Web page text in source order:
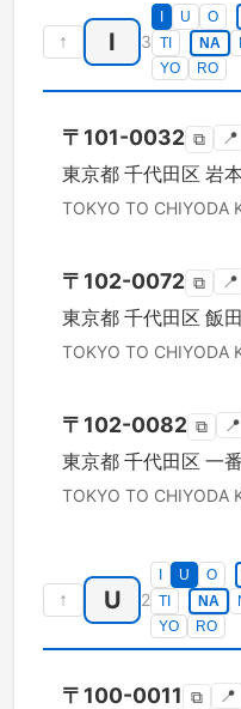
↑ I 3
U O
TI
NA
YO
RO
〒 101-0032 ⧉ 📍
東京都 千代田区 岩
TOKYO TO CHIYODA
〒 102-0072 ⧉ 📍
東京都 千代田区 飯
TOKYO TO CHIYODA
〒 102-0082 ⧉ 📍
東京都 千代田区 一
TOKYO TO CHIYODA
↑ U 2
U O
TI
NA
YO
RO
〒 100-0011 ⧉ 📍